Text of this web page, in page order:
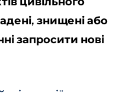
знищені або
запросити нові